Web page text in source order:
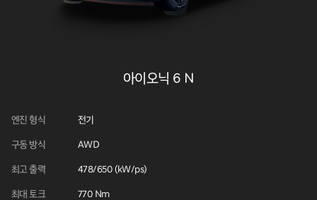
아이오닉 6 N
엔진 형식 전기
구동 방식 AWD
최고 출력 478/650 (kW/ps)
최대 토크 770 Nm